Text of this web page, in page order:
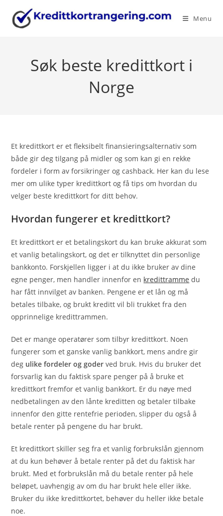
content
Menu
Søk beste kredittkort i
Norge
Et kredittkort er et fleksibelt finansieringsalternativ som
både gir deg tilgang på midler og som kan gi en rekke
fordeler i form av forsikringer og cashback. Her kan du lese
mer om ulike typer kredittkort og få tips om hvordan du
velger beste kredittkort for ditt behov.
Hvordan fungerer et kredittkort?
Et kredittkort er et betalingskort du kan bruke akkurat som
et vanlig betalingskort, og det er tilknyttet din personlige
bankkonto. Forskjellen ligger i at du ikke bruker av dine
egne penger, men handler innenfor en kredittramme du
har fått innvilget av banken. Pengene er et lån og må
betales tilbake, og brukt kreditt vil bli trukket fra den
opprinnelige kredittrammen.
Det er mange operatører som tilbyr kredittkort. Noen
fungerer som et ganske vanlig bankkort, mens andre gir
deg ulike fordeler og goderved bruk. Hvis du bruker det
forsvarlig kan du faktisk spare penger på å bruke et
kredittkort fremfor et vanlig bankkort. Er du nøye med
nedbetalingen av den lånte kreditten og betaler tilbake
innenfor den gitte rentefrie perioden, slipper du også å
betale renter på pengene du har brukt.
Et kredittkort skiller seg fra et vanlig forbrukslån gjennom
at du kun behøver å betale renter på det du faktisk har
brukt. Med et forbrukslån må du betale renter på hele
beløpet, uavhengig av om du har brukt hele eller ikke.
Bruker du ikke kredittkortet, behøver du heller ikke betale
noe.